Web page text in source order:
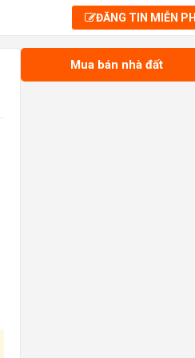
ĐĂNG TIN MIỄN PHÍ
Mua bán nhà đất